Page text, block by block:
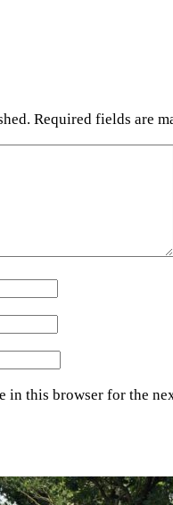
Required fields are
in this browser for the